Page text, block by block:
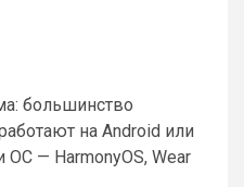
большинство
на Android или
ОС — HarmonyOS, Wear